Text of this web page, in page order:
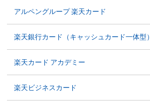
アルペングループ 楽天カード
楽天銀行カード（キャッシュカード一体型）
楽天カード アカデミー
楽天ビジネスカード